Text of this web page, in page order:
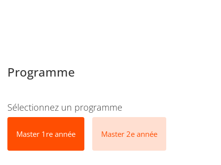
Programme
Sélectionnez un programme
Master 1re année Master 2e année